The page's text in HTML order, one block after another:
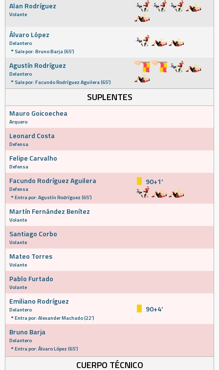
Alan Rodríguez
Volante
Álvaro López
Delantero
Sale por: Bruno Barja (65')
Agustín Rodríguez
Delantero
Sale por: Facundo Rodríguez Aguilera (65')
SUPLENTES
Mauro Goicoechea
Arquero
Leonard Costa
Defensa
Felipe Carvalho
Defensa
Facundo Rodríguez Aguilera
Defensa
Entra por: Agustín Rodríguez (65')
90+1'
Martín Fernández Benítez
Volante
Santiago Corbo
Volante
Mateo Torres
Volante
Pablo Furtado
Volante
Emiliano Rodríguez
Delantero
Entra por: Alexander Machado (22')
90+4'
Bruno Barja
Delantero
Entra por: Álvaro López (65')
CUERPO TÉCNICO